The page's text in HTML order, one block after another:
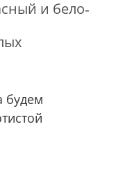
и бело-
будем